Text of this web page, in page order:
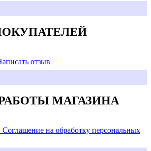
отзыв
МАГАЗИНА
Соглашение на обработку персональных